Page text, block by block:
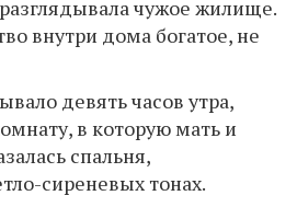
чужое жилище.
внутри дома богатое, не
девять часов утра,
в которую мать и
спальня,
сиреневых тонах.